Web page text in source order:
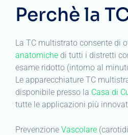
Perchè la
La TC multistrato consente di
anatomiche di tutti i distretti
esame ridotto (intorno al
Le apparecchiature TC
disponibile presso la Casa di
tutte le applicazioni più
Prevenzione Vascolare